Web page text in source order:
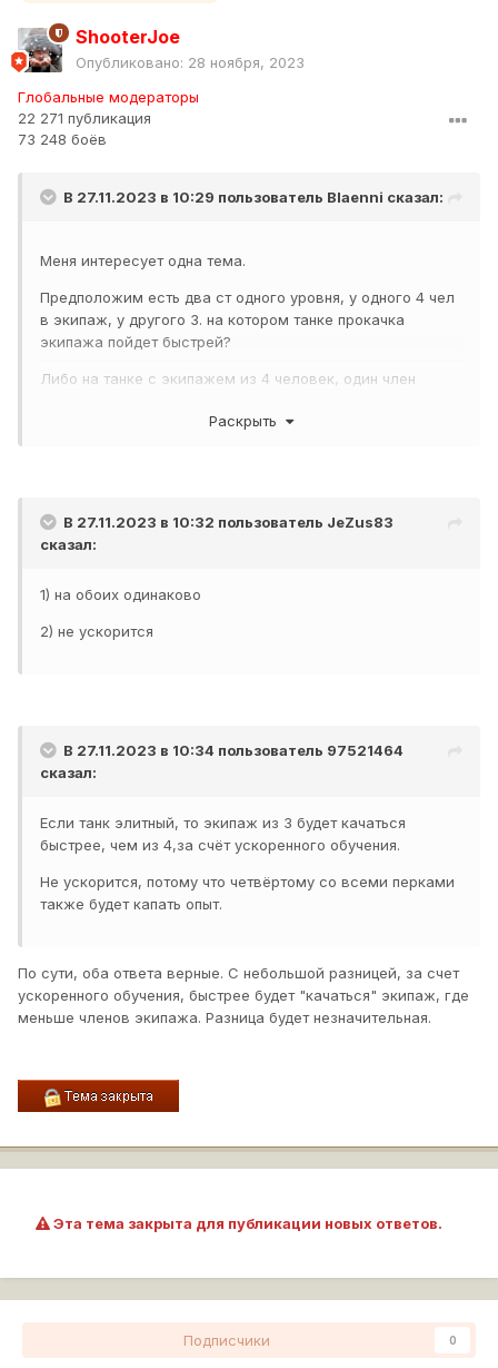
ShooterJoe
Опубликовано: 28 ноября, 2023
Глобальные модераторы
22 271 публикация
73 248 боёв
В 27.11.2023 в 10:29 пользователь Blaenni сказал:
Меня интересует одна тема.
Предположим есть два ст одного уровня, у одного 4 чел
в экипаж, у другого 3. на котором танке прокачка
экипажа пойдет быстрей?
Либо на танке с экипажем из 4 человек, один член
остальных 3х танкистов?Раскрыть
В 27.11.2023 в 10:32 пользователь JeZus83
сказал:
1) на обоих одинаково
2) не ускорится
В 27.11.2023 в 10:34 пользователь 97521464
сказал:
Если танк элитный, то экипаж из 3 будет качаться
быстрее, чем из 4,за счёт ускоренного обучения.
Не ускорится, потому что четвёртому со всеми перками
также будет капать опыт.
По сути, оба ответа верные. С небольшой разницей, за счет
ускоренного обучения, быстрее будет "качаться" экипаж, где
меньше членов экипажа. Разница будет незначительная.
Эта тема закрыта для публикации новых ответов.
Подписчики 0